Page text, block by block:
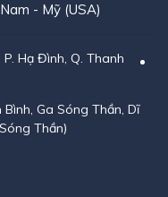
- Mỹ (USA)
Hạ Đình, Q. Thanh
Ga Sóng Thần, Dĩ
Thần)